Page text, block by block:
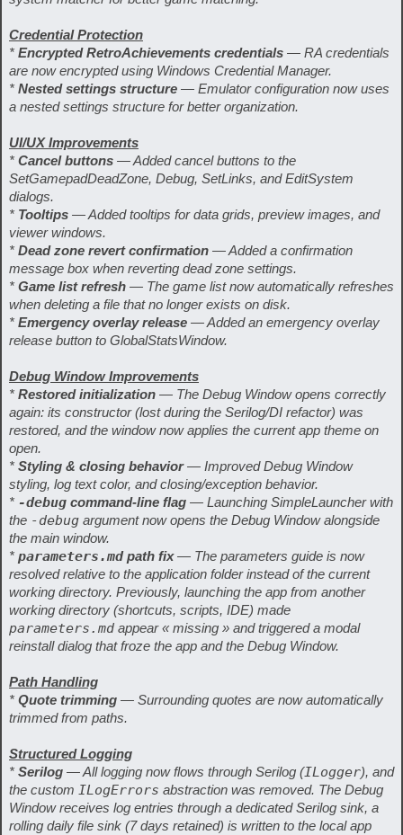
Credential Protection
* Encrypted RetroAchievements credentials — RA credentials
are now encrypted using Windows Credential Manager.
* Nested settings structure — Emulator configuration now uses
a nested settings structure for better organization.
UI/UX Improvements
* Cancel buttons — Added cancel buttons to the
SetGamepadDeadZone, Debug, SetLinks, and EditSystem
dialogs.
* Tooltips — Added tooltips for data grids, preview images, and
viewer windows.
* Dead zone revert confirmation — Added a confirmation
message box when reverting dead zone settings.
* Game list refresh — The game list now automatically refreshes
when deleting a file that no longer exists on disk.
* Emergency overlay release — Added an emergency overlay
release button to GlobalStatsWindow.
Debug Window Improvements
* Restored initialization — The Debug Window opens correctly
again: its constructor (lost during the Serilog/DI refactor) was
restored, and the window now applies the current app theme on
open.
* Styling & closing behavior— Improved Debug Window
styling, log text color, and closing/exception behavior.
* -debug command-line flag — Launching SimpleLauncher with
the -debug argument now opens the Debug Window alongside
the main window.
* parameters.mdpath fix— The parameters guide is now
resolved relative to the application folder instead of the current
working directory. Previously, launching the app from another
working directory (shortcuts, scripts, IDE) made
parameters.md appear « missing » and triggered a modal
reinstall dialog that froze the app and the Debug Window.
Path Handling
* Quote trimming — Surrounding quotes are now automatically
trimmed from paths.
Structured Logging
* Serilog — All logging now flows through Serilog (ILogger), and
the custom ILogErrors abstraction was removed. The Debug
Window receives log entries through a dedicated Serilog sink, a
rolling daily file sink (7 days retained) is written to the local app